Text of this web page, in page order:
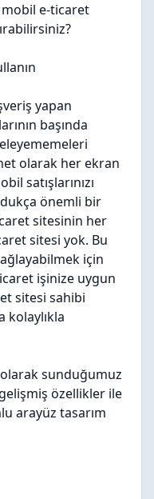
mobil e-ticaret
yapan
başında
olarak her ekran
satışlarınızı
önemli bir
sitesinin her
sitesi yok. Bu
için
işinize uygun
sitesi sahibi
kolaylıkla
sunduğumuz
özellikler ile
arayüz tasarım